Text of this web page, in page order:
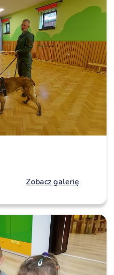
Zobacz galerię